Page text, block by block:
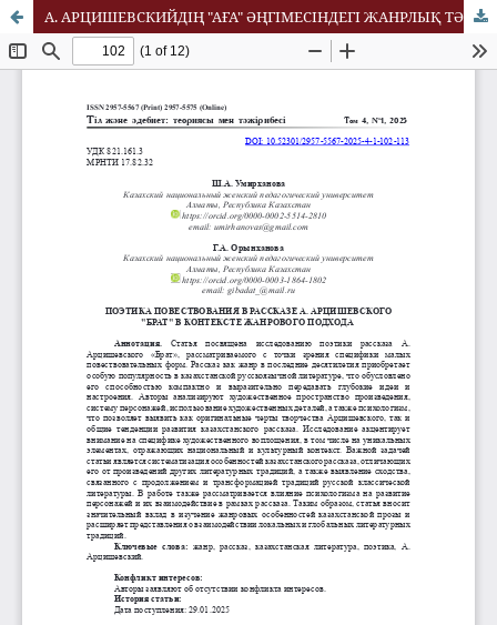
А. АРЦИШЕВСКИЙДІҢ "АҒА" ӘҢГІМЕСІНДЕГІ ЖАНРЛЫҚ ТӘСІЛ ТҰРҒЫСЫНДАҒЫ БАЯНДАУ ПОЭТИКАСЫ